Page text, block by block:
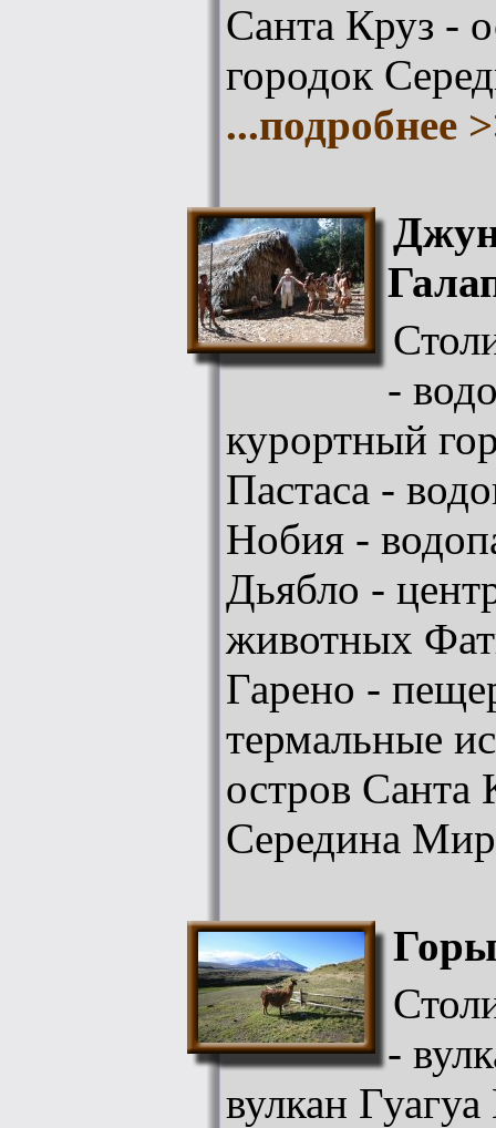
Санта Круз -
городок
...подробнее
-
курортный
Пастаса -
Нобия -
Дьябло -
животных
Гарено -
термальные
остров Санта
Середина
-
вулкан